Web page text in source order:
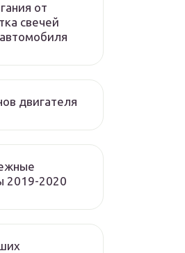
от
свечей
двигателя
2019-2020